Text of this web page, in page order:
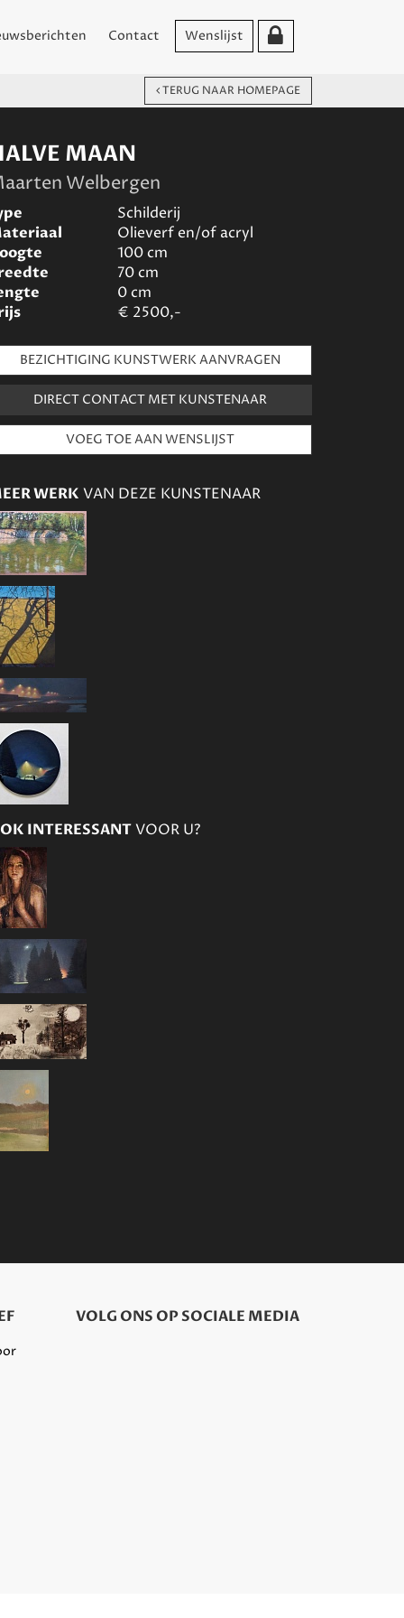
Contact Wenslijst
TERUG NAAR HOMEPAGE
MAAN
Welbergen
Schilderij
Olieverf en/of acryl
100cm
70cm
0cm
€ 2500,-
BEZICHTIGING KUNSTWERK AANVRAGEN
DIRECT CONTACT MET KUNSTENAAR
WERK VAN DEZE KUNSTENAAR
INTERESSANTVOOR U?
VOLG ONS OP SOCIALE MEDIA